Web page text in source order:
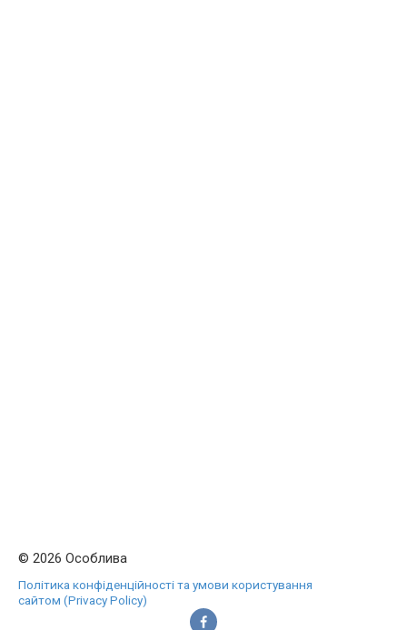
© 2026 Особлива
Політика конфіденційності та умови користування
сайтом (Privacy Policy)